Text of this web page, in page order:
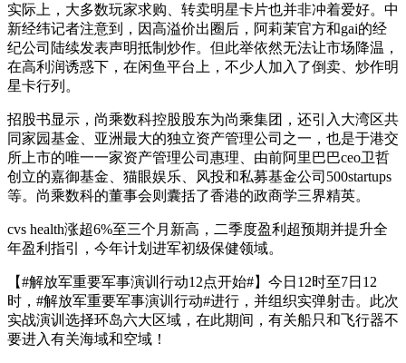
实际上，大多数玩家求购、转卖明星卡片也并非冲着爱好。中
新经纬记者注意到，因高溢价出圈后，阿莉茉官方和gai的经
纪公司陆续发表声明抵制炒作。但此举依然无法让市场降温，
在高利润诱惑下，在闲鱼平台上，不少人加入了倒卖、炒作明
星卡行列。
招股书显示，尚乘数科控股股东为尚乘集团，还引入大湾区共
同家园基金、亚洲最大的独立资产管理公司之一，也是于港交
所上市的唯一一家资产管理公司惠理、由前阿里巴巴ceo卫哲
创立的嘉御基金、猫眼娱乐、风投和私募基金公司500startups
等。尚乘数科的董事会则囊括了香港的政商学三界精英。
cvs health涨超6%至三个月新高，二季度盈利超预期并提升全
年盈利指引，今年计划进军初级保健领域。
【#解放军重要军事演训行动12点开始#】今日12时至7日12
时，#解放军重要军事演训行动#进行，并组织实弹射击。此次
实战演训选择环岛六大区域，在此期间，有关船只和飞行器不
要进入有关海域和空域！